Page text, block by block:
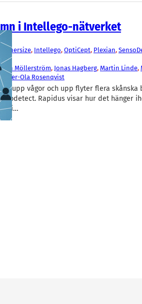
i Intellego-nätverket
Enersize, Intellego, OptiCept, Plexian,
Möllerström, Jonas Hagberg, Martin Linde,
Per-Ola Rosenqvist
upp vågor och upp flyter flera skånska
Rapidus visar hur det hänger
i…